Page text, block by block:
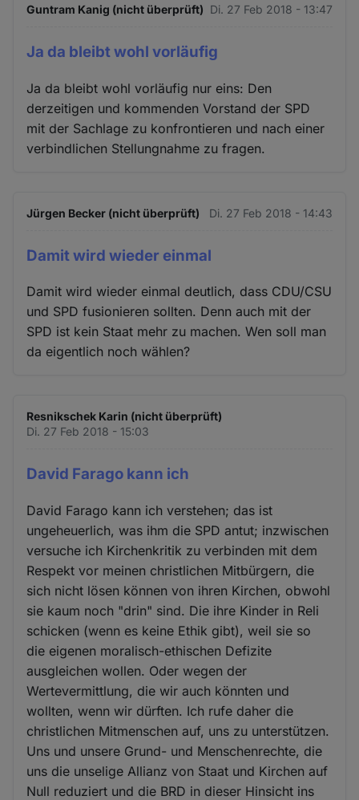
Guntram Kanig (nicht überprüft) Di. 27 Feb 2018 - 13:47
Ja da bleibt wohl vorläufig
Ja da bleibt wohl vorläufig nur eins: Den
derzeitigen und kommenden Vorstand der SPD
mit der Sachlage zu konfrontieren und nach einer
verbindlichen Stellungnahme zu fragen.
Jürgen Becker (nicht überprüft) Di. 27 Feb 2018 - 14:43
Damit wird wieder einmal
Damit wird wieder einmal deutlich, dass CDU/CSU
und SPD fusionieren sollten. Denn auch mit der
SPD ist kein Staat mehr zu machen. Wen soll man
da eigentlich noch wählen?
Resnikschek Karin (nicht überprüft)
Di. 27 Feb 2018 - 15:03
David Farago kann ich
David Farago kann ich verstehen; das ist
ungeheuerlich, was ihm die SPD antut; inzwischen
versuche ich Kirchenkritik zu verbinden mit dem
Respekt vor meinen christlichen Mitbürgern, die
sich nicht lösen können von ihren Kirchen, obwohl
sie kaum noch "drin" sind. Die ihre Kinder in Reli
schicken (wenn es keine Ethik gibt), weil sie so
die eigenen moralisch-ethischen Defizite
ausgleichen wollen. Oder wegen der
Wertevermittlung, die wir auch könnten und
wollten, wenn wir dürften. Ich rufe daher die
christlichen Mitmenschen auf, uns zu unterstützen.
Uns und unsere Grund- und Menschenrechte, die
uns die unselige Allianz von Staat und Kirchen auf
Null reduziert und die BRD in dieser Hinsicht ins